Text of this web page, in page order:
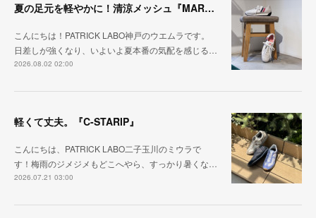
夏の足元を軽やかに！清涼メッシュ『MARATHON-ME2』
こんにちは！PATRICK LABO神戸のウエムラです。
日差しが強くなり、いよいよ夏本番の気配を感じる…
2026.08.02 02:00
軽くて丈夫。『C-STARIP』
こんにちは、PATRICK LABO二子玉川のミウラで
す！梅雨のジメジメもどこへやら、すっかり暑くな…
2026.07.21 03:00